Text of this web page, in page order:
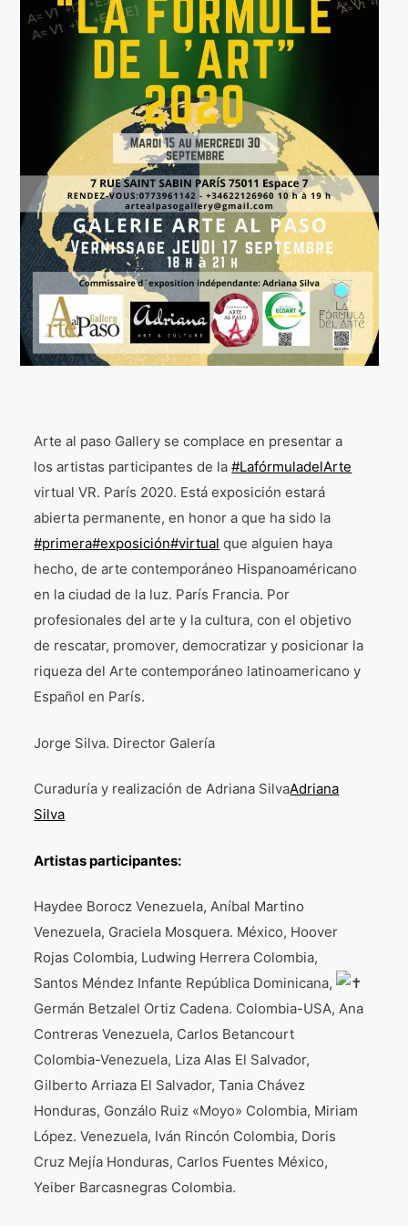
¡VIVE Molière! Un hommage latino-américain à
Molière 2022
Exposición París 2021 “Traverser ton miroir” «A
través de tu espejo»
La Formule de l’art París 2020
L’art Colombien à Paris 2019
L’art Latino-américain à Paris 2019
Reflecting Source. NY 2019
«Sincronías con sentido» Bogotá Colombia 2019
«Huellas trashumantes» New York 2018
Commissaire D’exposition
Manifiesto Ecoarte
Association Paris
Fundación Colombia
Blog
Arte al paso Gallery se complace en presentar a
los artistas participantes de la#LafórmuladelArte
virtual VR. París 2020. Está exposición estará
abierta permanente, en honor a que ha sido la
#primera#exposición#virtual que alguien haya
hecho, de arte contemporáneo Hispanoaméricano
en la ciudad de la luz. París Francia. Por
profesionales del arte y la cultura, con el objetivo
de rescatar, promover, democratizar y posicionar la
riqueza del Arte contemporáneo latinoamericano y
Español en París.
Jorge Silva. Director Galería
Curaduría y realización de Adriana SilvaAdriana
Silva
Artistas participantes:
Haydee Borocz Venezuela, Aníbal Martino
Venezuela, Graciela Mosquera. México, Hoover
Rojas Colombia, Ludwing Herrera Colombia,
Santos Méndez Infante República Dominicana,
Germán Betzalel Ortiz Cadena. Colombia-USA, Ana
Contreras Venezuela, Carlos Betancourt
Colombia-Venezuela, Liza Alas El Salvador,
Gilberto Arriaza El Salvador, Tania Chávez
Honduras, Gonzálo Ruiz «Moyo» Colombia, Miriam
López. Venezuela, Iván Rincón Colombia, Doris
Cruz Mejía Honduras, Carlos Fuentes México,
Yeiber Barcasnegras Colombia.